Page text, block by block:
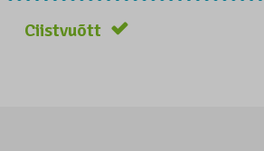
Ciistvuõtt